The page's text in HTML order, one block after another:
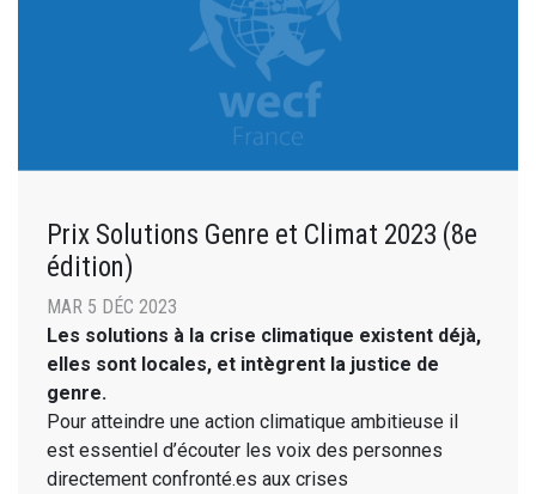
Prix Solutions Genre et Climat 2023 (8e
édition)
MAR 5 DÉC 2023
Les solutions à la crise climatique existent déjà,
elles sont locales, et intègrent la justice de
genre.
Pour atteindre une action climatique ambitieuse il
est essentiel d’écouter les voix des personnes
directement confronté.es aux crises